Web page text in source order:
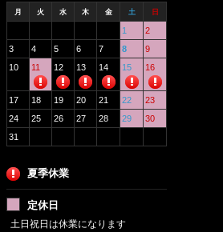
月 火 水 木 金 土 日
1
2
3
4 5 6 7 8
9
10
11 12 13 14 15 16
17 18 19 20 21 22
23
24
25 26 27 28 29
30
31
夏季休業
定休日
土日祝日は休業になります